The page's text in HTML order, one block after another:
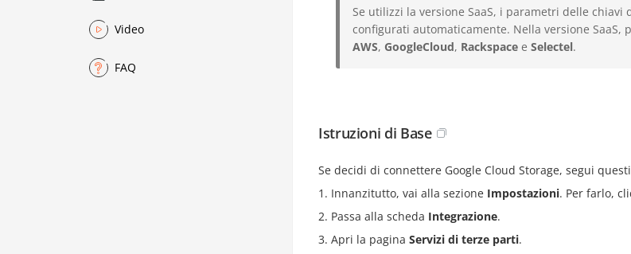
Video
FAQ
Se utilizzi la versione SaaS, i parametri delle
configurati automaticamente. Nella versione SaaS,
AWS, GoogleCloud, Rackspace e Selectel.
Istruzioni di Base
Se decidi di connettere Google Cloud Storage, segui
Innanzitutto, vai alla sezione Impostazioni. Per farlo,
Passa alla scheda Integrazione.
Apri la pagina Servizi di terze parti.